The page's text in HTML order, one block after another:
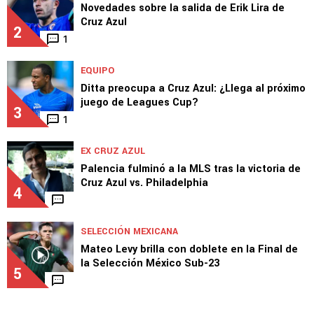
2 1
Novedades sobre la salida de Erik Lira de
Cruz Azul
3 1
EQUIPO
Ditta preocupa a Cruz Azul: ¿Llega al próximo
juego de Leagues Cup?
4
EX CRUZ AZUL
Palencia fulminó a la MLS tras la victoria de
Cruz Azul vs. Philadelphia
5
SELECCIÓN MEXICANA
Mateo Levy brilla con doblete en la Final de
la Selección México Sub-23